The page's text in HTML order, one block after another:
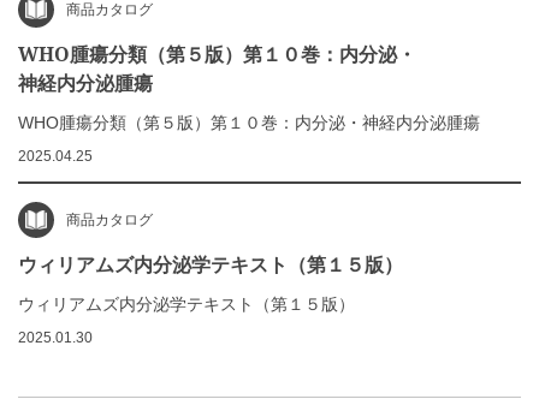
商品カタログ
WHO腫瘍分類（第５版）第１０巻：内分泌・
神経内分泌腫瘍
WHO腫瘍分類（第５版）第１０巻：内分泌・神経内分泌腫瘍
2025.04.25
商品カタログ
ウィリアムズ内分泌学テキスト（第１５版）
ウィリアムズ内分泌学テキスト（第１５版）
2025.01.30